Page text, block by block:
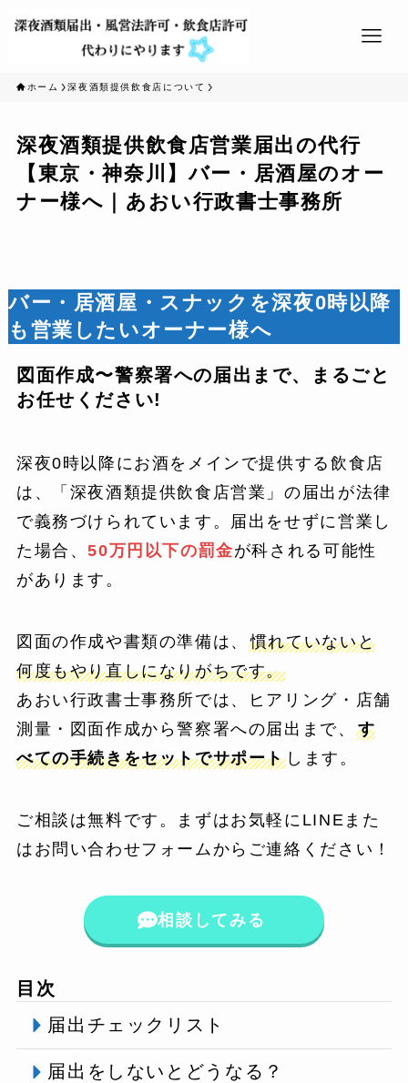
ホーム 深夜酒類提供飲食店について
深夜酒類提供飲食店営業届出の代行
【東京・神奈川】バー・居酒屋のオー
ナー様へ｜あおい行政書士事務所
バー・居酒屋・スナックを深夜0時以降
も営業したいオーナー様へ
図面作成〜警察署への届出まで、まるごと
お任せください!
深夜0時以降にお酒をメインで提供する飲食店
は、「深夜酒類提供飲食店営業」の届出が法律
で義務づけられています。届出をせずに営業し
た場合、50万円以下の罰金が科される可能性
があります。
図面の作成や書類の準備は、 慣れていないと
何度もやり直しになりがちです。
あおい行政書士事務所では、ヒアリング・店舗
測量・図面作成から警察署への届出まで、 す
べての手続きをセットでサポート します。
ご相談は無料です。まずはお気軽にLINEまた
はお問い合わせフォームからご連絡ください！
相談してみる
目次
届出チェックリスト
届出をしないとどうなる？